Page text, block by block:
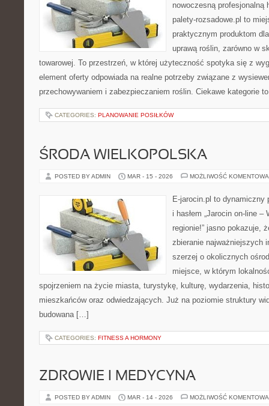
nowoczesną profesjonalną
palety-rozsadowe.pl to
praktycznym produktom
uprawą roślin, zarówno w
towarowej. To przestrzeń, w której użyteczność spotyka się z
element oferty odpowiada na realne potrzeby związane z
przechowywaniem i zabezpieczaniem roślin. Ciekawe kategorie
CATEGORIES: PLANOWANIE POSIŁKÓW
ŚRODA WIELKOPOLSKA
POSTED BY ADMIN MAR - 15 - 2026 MOŻLIWOŚĆ
E-jarocin.pl to dynamiczny
i hasłem „Jarocin on-line
regionie!” jasno pokazuje,
zbieranie najważniejszych
szerzej o okolicznych
miejsce, w którym
spojrzeniem na życie miasta, turystykę, kulturę, wydarzenia,
mieszkańców oraz odwiedzających. Już na poziomie struktury
budowana […]
CATEGORIES: FITNESS A HORMONY
ZDROWIE I MEDYCYNA
POSTED BY ADMIN MAR - 14 - 2026 MOŻLIWOŚĆ